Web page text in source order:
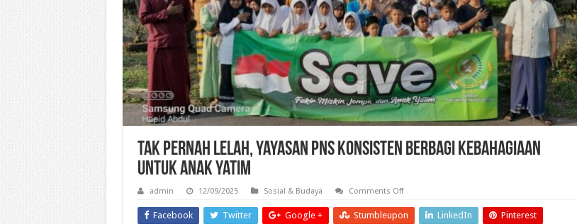
Tak Pernah Lelah, Yayasan PNS Konsisten Berbagi Kebahagiaan
untuk Anak Yatim
admin 12/09/2025 Sosial & Budaya Comments Offon
Pernah
Lelah,
Facebook Twitter Google + Stumbleupon LinkedIn Pinterest